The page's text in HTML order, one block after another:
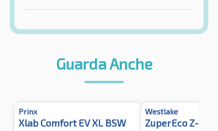
Guarda Anche
Prinx
Xlab Comfort EV XL BSW
Westlake
ZuperEco Z-107